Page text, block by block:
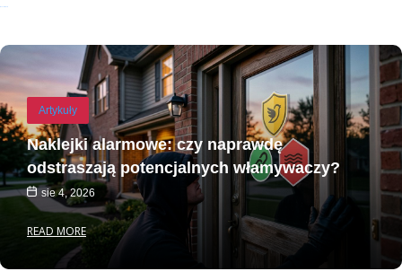
Artykuły
Naklejki alarmowe: czy naprawdę
odstraszają potencjalnych włamywaczy?
sie 4, 2026
READ MORE